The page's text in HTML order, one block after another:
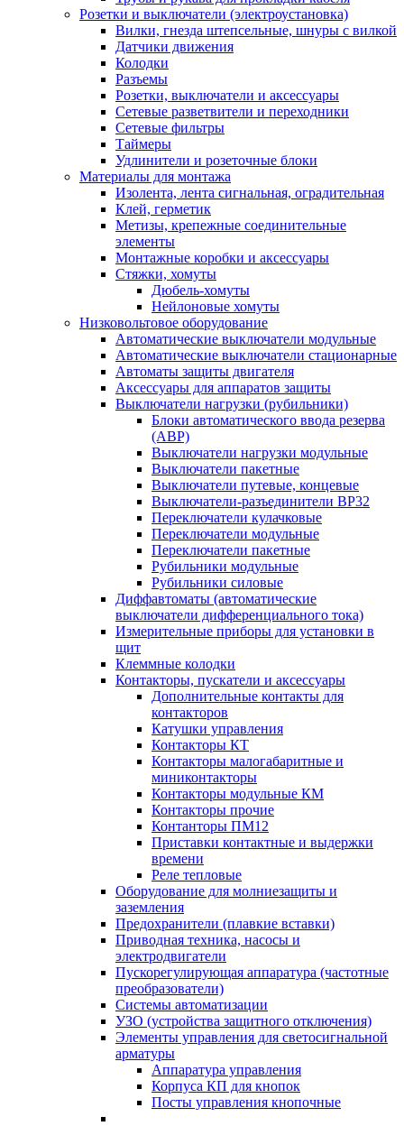
Розетки и выключатели (электроустановка)
Вилки, гнезда штепсельные, шнуры с вилкой
Датчики движения
Колодки
Разъемы
Розетки, выключатели и аксессуары
Сетевые разветвители и переходники
Сетевые фильтры
Таймеры
Удлинители и розеточные блоки
Материалы для монтажа
Изолента, лента сигнальная, оградительная
Клей, герметик
Метизы, крепежные соединительные
элементы
Монтажные коробки и аксессуары
Стяжки, хомуты
Дюбель-хомуты
Нейлоновые хомуты
Низковольтовое оборудование
Автоматические выключатели модульные
Автоматические выключатели стационарные
Автоматы защиты двигателя
Аксессуары для аппаратов защиты
Выключатели нагрузки (рубильники)
Блоки автоматического ввода резерва
(АВР)
Выключатели нагрузки модульные
Выключатели пакетные
Выключатели путевые, концевые
Выключатели-разъединители ВР32
Переключатели кулачковые
Переключатели модульные
Переключатели пакетные
Рубильники модульные
Рубильники силовые
Диффавтоматы (автоматические
выключатели дифференциального тока)
Измерительные приборы для установки в
щит
Клеммные колодки
Контакторы, пускатели и аксессуары
Дополнительные контакты для
контакторов
Катушки управления
Контакторы КТ
Контакторы малогабаритные и
миниконтакторы
Контакторы модульные КМ
Контакторы прочие
Контанторы ПМ12
Приставки контактные и выдержки
времени
Реле тепловые
Оборудование для молниезащиты и
заземления
Предохранители (плавкие вставки)
Приводная техника, насосы и
электродвигатели
Пускорегулирующая аппаратура (частотные
преобразователи)
Системы автоматизации
УЗО (устройства защитного отключения)
Элементы управления для светосигнальной
арматуры
Аппаратура управления
Корпуса КП для кнопок
Посты управления кнопочные